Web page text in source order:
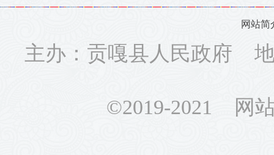
网站简
主办：贡嘎县人民政府
©2019-2021 网